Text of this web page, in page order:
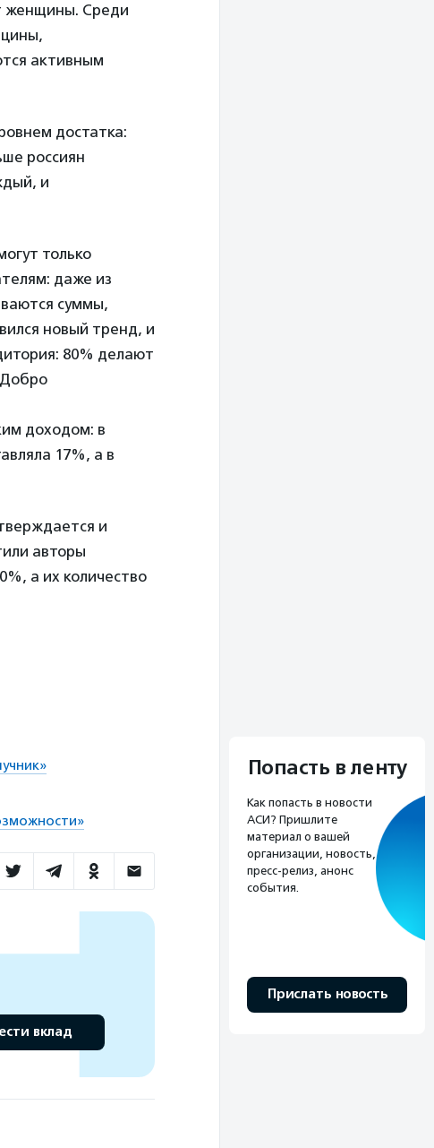
женщины. Среди
активным
достатка:
россиян
и
только
даже из
суммы,
новый тренд, и
80% делают
доходом: в
17%, а в
и
авторы
а их количество
вклад
Попасть в ленту
Как попасть в новости
АСИ? Пришлите
материал о вашей
организации, новость,
пресс-релиз, анонс
события.
Прислать новость